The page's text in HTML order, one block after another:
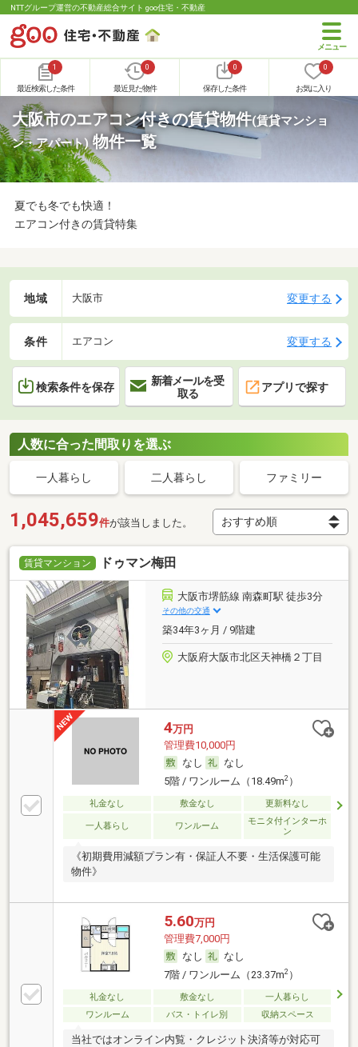
NTTグループ運営の不動産総合サイト goo住宅・不動産
1
最近検索した条件
0
最近見た物件
0
保存した条件
0
お気に入り
大阪市のエアコン付きの賃貸物件(賃貸マンショ
ン・アパート)物件一覧
夏でも冬でも快適！
エアコン付きの賃貸特集
地域 大阪市 変更する
条件 エアコン 変更する
検索条件を保存
新着メールを受
取る
アプリで探す
人数に合った間取りを選ぶ
一人暮らし 二人暮らし ファミリー
1,045,659件が該当しました。
賃貸マンション ドゥマン梅田
大阪市堺筋線 南森町駅 徒歩3分
その他の交通
築34年3ヶ月 / 9階建
大阪府大阪市北区天神橋２丁目
4万円
管理費10,000円
なし
なし
5階 / ワンルーム（18.49m2）
礼金なし 敷金なし 更新料なし
一人暮らし ワンルーム
モニタ付インターホ
ン
《初期費用減額プラン有・保証人不要・生活保護可能
物件》
5.60万円
管理費7,000円
なし
なし
7階 / ワンルーム（23.37m2）
礼金なし 敷金なし
一人暮らし
ワンルーム
バス・トイレ別 収納スペース
当社ではオンライン内覧・クレジット決済等が対応可